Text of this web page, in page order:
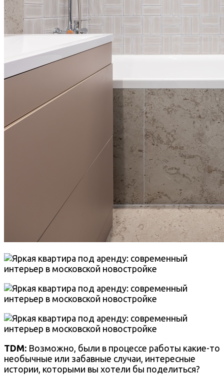
TDM: Возможно, были в процессе работы какие-то
необычные или забавные случаи, интересные
истории, которыми вы хотели бы поделиться?